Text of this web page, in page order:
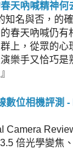
天吶喊精神何
知名與否，的
春天吶喊仍有
上，從眾的心
演樂手又恰巧
數位相機評測
Camera
倍光學變焦、